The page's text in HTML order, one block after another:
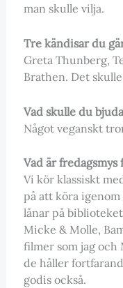
man skulle vilja.
Tre kändisar du
Greta Thunberg,
Brathen. Det
Vad skulle du
Något veganskt
Vad är fredagsmys
Vi kör klassiskt
på att köra
lånar på
Micke & Molle,
filmer som jag och
de håller
godis också.